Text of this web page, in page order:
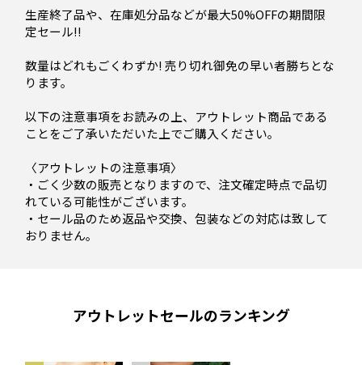
生産終了品や、在庫処分品などが最大50%OFFの期間限
定セール!!
数量はどれもごくわずか! 売り切れ御免の早い者勝ちとな
ります。
以下の注意事項をお読みの上、アウトレット商品である
ことをご了承いただいた上でご購入ください。
〈アウトレットの注意事項〉
・ごく少数の販売となりますので、注文確定時点で品切
れている可能性がございます。
・セール品のため返品や交換、包装などの対応は致して
おりません。
アウトレットセールのランキング